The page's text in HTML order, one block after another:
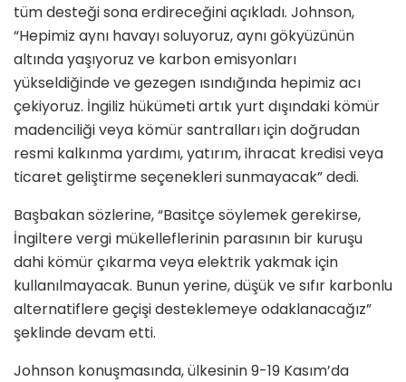
tüm desteği sona erdireceğini açıkladı. Johnson,
“Hepimiz aynı havayı soluyoruz, aynı gökyüzünün
altında yaşıyoruz ve karbon emisyonları
yükseldiğinde ve gezegen ısındığında hepimiz acı
çekiyoruz. İngiliz hükümeti artık yurt dışındaki kömür
madenciliği veya kömür santralları için doğrudan
resmi kalkınma yardımı, yatırım, ihracat kredisi veya
ticaret geliştirme seçenekleri sunmayacak” dedi.
Başbakan sözlerine, “Basitçe söylemek gerekirse,
İngiltere vergi mükelleflerinin parasının bir kuruşu
dahi kömür çıkarma veya elektrik yakmak için
kullanılmayacak. Bunun yerine, düşük ve sıfır karbonlu
alternatiflere geçişi desteklemeye odaklanacağız”
şeklinde devam etti.
Johnson konuşmasında, ülkesinin 9-19 Kasım’da